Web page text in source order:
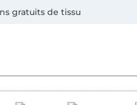
gratuits de tissu
Carte bleue, PayPal,